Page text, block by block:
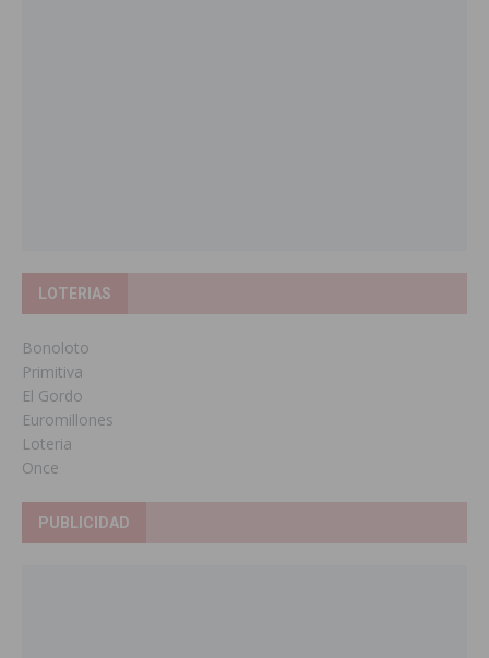
LOTERIAS
Bonoloto
Primitiva
El Gordo
Euromillones
Loteria
Once
PUBLICIDAD